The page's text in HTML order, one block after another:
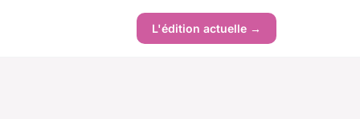
L'édition actuelle →